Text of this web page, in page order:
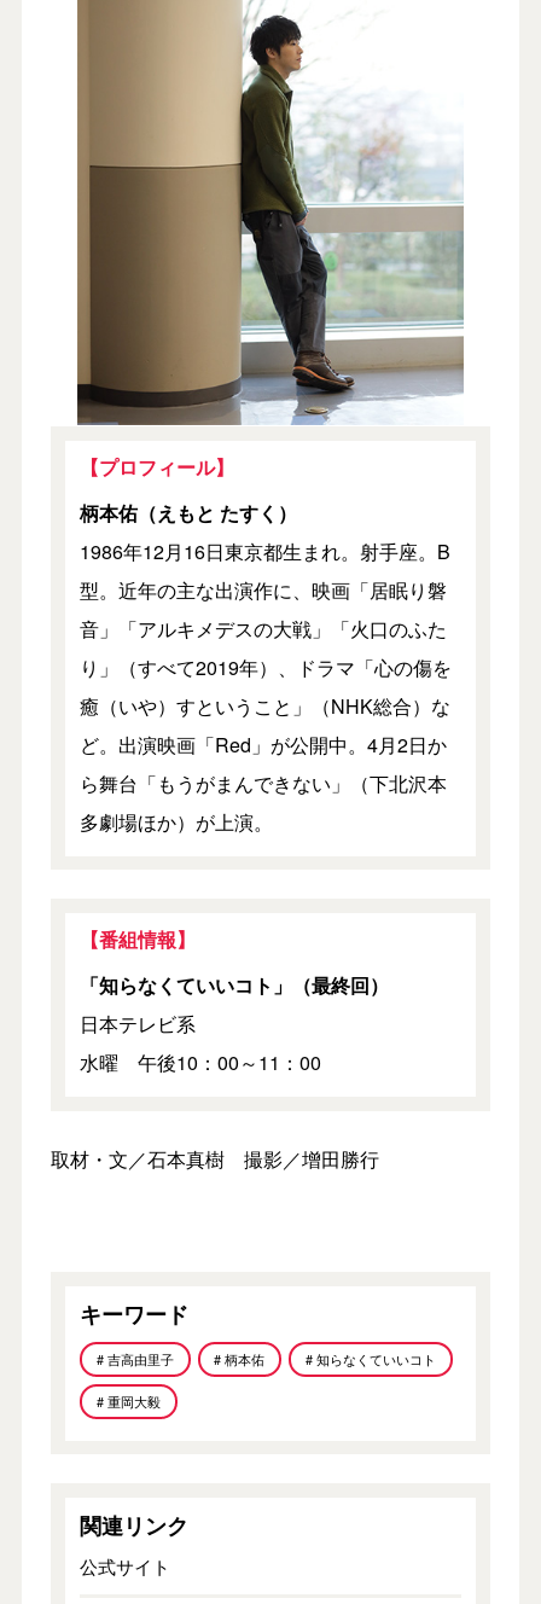
【プロフィール】
柄本佑（えもと たすく）
1986年12月16日東京都生まれ。射手座。B
型。近年の主な出演作に、映画「居眠り磐
音」「アルキメデスの大戦」「火口のふた
り」（すべて2019年）、ドラマ「心の傷を
癒（いや）すということ」（NHK総合）な
ど。出演映画「Red」が公開中。4月2日か
ら舞台「もうがまんできない」（下北沢本
多劇場ほか）が上演。
【番組情報】
「知らなくていいコト」（最終回）
日本テレビ系
水曜 午後10：00～11：00
取材・文／石本真樹 撮影／增田勝行
キーワード
# 吉高由里子 # 柄本佑 # 知らなくていいコト
# 重岡大毅
関連リンク
公式サイト